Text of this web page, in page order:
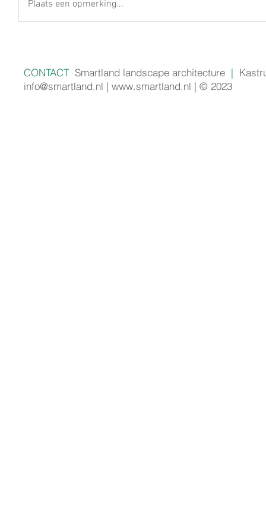
Plaats een opmerking...
CONTACTSmartland landscape architecture |
info@smartland.nl | www.smartland.nl | © 2023